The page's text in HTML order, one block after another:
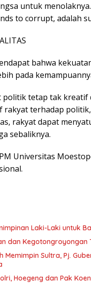
untuk
to corrupt, adalah
bahwa
pada
politik tetap tak
rakyat terhadap
rakyat dapat
sebaliknya.
Universitas
Laki-Laki untuk
dan Kegotongroyongan
Memimpin Sultra, Pj.
Hoegeng dan Pak